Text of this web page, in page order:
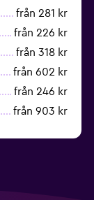
från 281 kr
från 226 kr
från 318 kr
från 602 kr
från 246 kr
från 903 kr